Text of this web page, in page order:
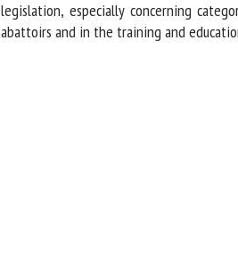
legislation, especially concerning
abattoirs and in the training and